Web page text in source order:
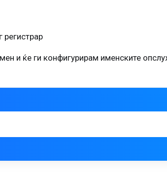
и ќе ги конфигурирам именските